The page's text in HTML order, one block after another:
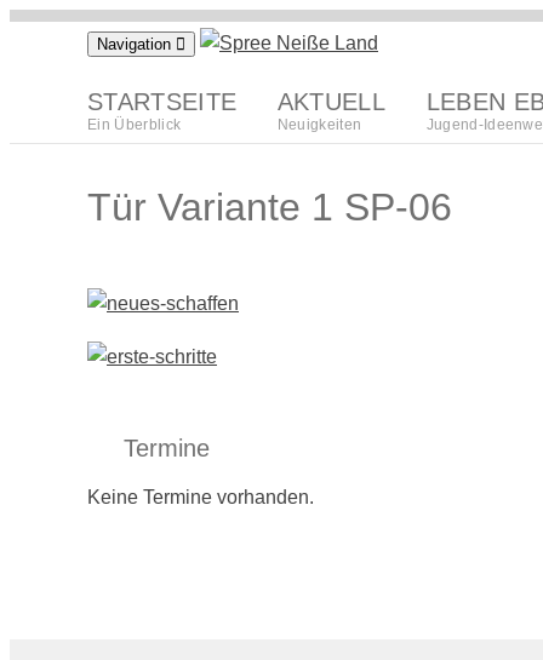
Navigation
STARTSEITE
Ein Überblick
AKTUELL
Neuigkeiten
LEBEN
Jugend-
Tür Variante 1 SP-06
Termine
Keine Termine vorhanden.